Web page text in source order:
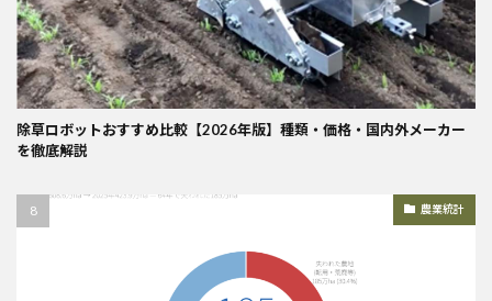
除草ロボットおすすめ比較【2026年版】種類・価格・国内外メーカー
を徹底解説
農業統計